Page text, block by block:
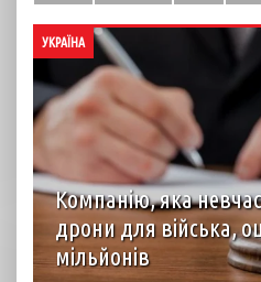
УКРАЇНА
Компанію, яка
дрони для війська,
мільйонів